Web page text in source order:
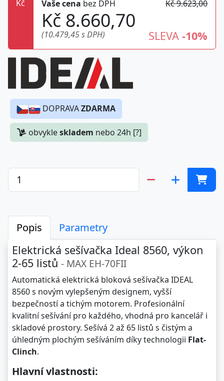
Kč
Vaše cena bez DPH Kč 9.623,00
Kč 8.660,70
(10.479,45 s DPH) SLEVA -10%
DOPRAVAZDARMA
obvykleskladem nebo 24h [?]
Popis Parametry
Elektrická sešívačka Ideal 8560, výkon
2-65 listů - MAX EH-70FII
Automatická elektrická bloková sešívačka IDEAL
8560 s novým vylepšeným designem, vyšší
bezpečností a tichým motorem. Profesionální
kvalitní sešívání pro každého, vhodná pro kancelář i
skladové prostory. Sešívá 2 až 65 listů s čistým a
úhledným plochým sešíváním díky technologii Flat-
Clinch.
Hlavní vlastnosti: